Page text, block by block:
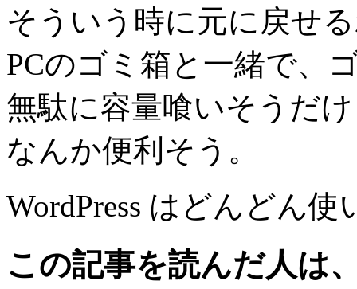
そういう時に元に戻せ
PCのゴミ箱と一緒で、
無駄に容量喰いそうだ
なんか便利そう。
WordPress はどんどん
この記事を読んだ人は